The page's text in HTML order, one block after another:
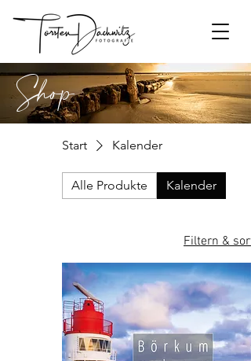
Shop
Start Kalender
Alle Produkte Kalender
Filtern &